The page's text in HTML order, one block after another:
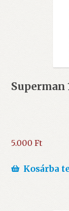
Superman
5.000 Ft
Kosárba